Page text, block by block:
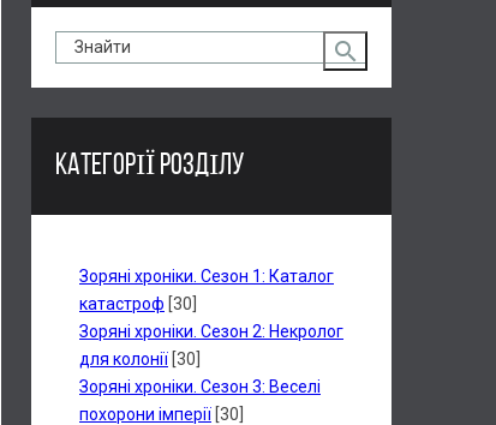
КАТЕГОРІЇ РОЗДІЛУ
Зоряні хроніки. Сезон 1: Каталог
катастроф [30]
Зоряні хроніки. Сезон 2: Некролог
для колонії [30]
Зоряні хроніки. Сезон 3: Веселі
похорони імперії [30]